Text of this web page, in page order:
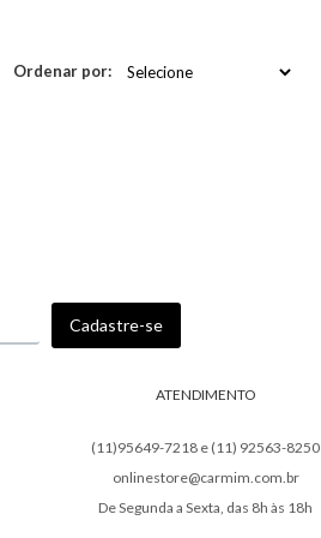
Ordenar por:
ATENDIMENTO
(11)95649-7218 e (11) 92563-8250
onlinestore@carmim.com.br
De Segunda a Sexta, das 8h às 18h